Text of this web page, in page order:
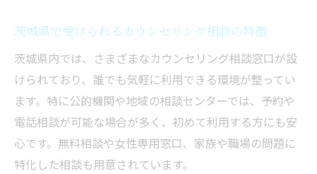
仕組み
な理由
茨城県で受けるカウンセリングの安心感と
は
カウンセリングで心の整理と前向きな変化
を実感
茨城県で受けられるカウンセリング相談の特徴
茨城県内では、さまざまなカウンセリング相談窓口が設
けられており、誰でも気軽に利用できる環境が整ってい
ます。特に公的機関や地域の相談センターでは、予約や
電話相談が可能な場合が多く、初めて利用する方にも安
心です。無料相談や女性専用窓口、家族や職場の問題に
特化した相談も用意されています。